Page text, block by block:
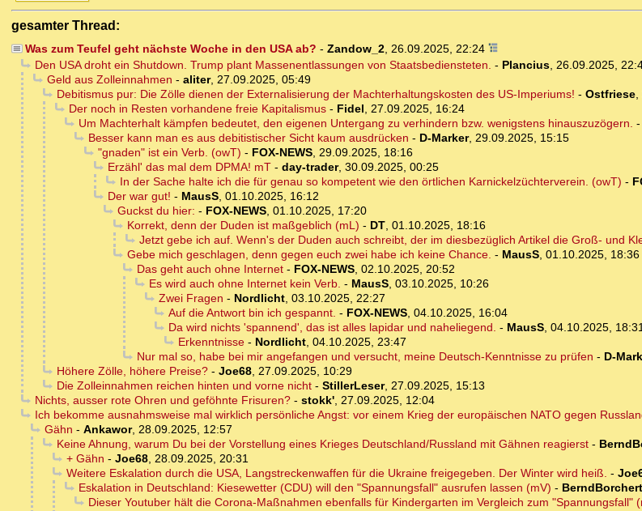
gesamter Thread:
Was zum Teufel geht nächste Woche in den USA ab? - Zandow_2, 26.09.2025, 22:24
Den USA droht ein Shutdown. Trump plant Massenentlassungen von Staatsbediensteten. - Plancius, 26.09.2025,
Geld aus Zolleinnahmen - aliter, 27.09.2025, 05:49
Debitismus pur: Die Zölle dienen der Externalisierung der Machterhaltungskosten des US-Imperiums! - Ostfriese,
Der noch in Resten vorhandene freie Kapitalismus- Fidel, 27.09.2025, 16:24
Um Machterhalt kämpfen bedeutet, den eigenen Untergang zu verhindern bzw. wenigstens hinauszuzögern. -
Besser kann man es aus debitistischer Sicht kaum ausdrücken - D-Marker, 29.09.2025, 15:15
"gnaden" ist ein Verb. (owT) - FOX-NEWS, 29.09.2025, 18:16
Erzähl' das mal dem DPMA! mT- day-trader, 30.09.2025, 00:25
In der Sache halte ich die für genau so kompetent wie den örtlichen Karnickelzüchterverein. (owT) -
Der war gut! - MausS, 01.10.2025, 16:12
Guckst du hier: - FOX-NEWS, 01.10.2025, 17:20
Korrekt, denn der Duden ist maßgeblich (mL) - DT, 01.10.2025, 18:16
Jetzt gebe ich auf. Wenn's der Duden auch schreibt, der im diesbezüglich Artikel die Groß- und
Gebe mich geschlagen, denn gegen euch zwei habe ich keine Chance. - MausS, 01.10.2025, 18:36
Das geht auch ohne Internet- FOX-NEWS, 02.10.2025, 20:52
Es wird auch ohne Internet kein Verb. - MausS, 03.10.2025, 10:26
Zwei Fragen - Nordlicht, 03.10.2025, 22:27
Auf die Antwort bin ich gespannt. - FOX-NEWS, 04.10.2025, 16:04
Da wird nichts 'spannend', das ist alles lapidar und naheliegend. - MausS, 04.10.2025,
Erkenntnisse- Nordlicht, 04.10.2025, 23:47
Nur mal so, habe bei mir angefangen und versucht, meine Deutsch-Kenntnisse zu prüfen - D-
Höhere Zölle, höhere Preise?- Joe68, 27.09.2025, 10:29
Die Zolleinnahmen reichen hinten und vorne nicht- StillerLeser, 27.09.2025, 15:13
Nichts, ausser rote Ohren und geföhnte Frisuren?- stokk', 27.09.2025, 12:04
Ich bekomme ausnahmsweise mal wirklich persönliche Angst: vor einem Krieg der europäischen NATO gegen
Gähn - Ankawor, 28.09.2025, 12:57
Keine Ahnung, warum Du bei der Vorstellung eines Krieges Deutschland/Russland mit Gähnen reagierst-
+ Gähn - Joe68, 28.09.2025, 20:31
Weitere Eskalation durch die USA, Langstreckenwaffen für die Ukraine freigegeben. Der Winter wird heiß. -
Eskalation in Deutschland: Kiesewetter (CDU) will den "Spannungsfall" ausrufen lassen (mV) - BerndBorchert
Dieser Youtuber hält die Corona-Maßnahmen ebenfalls für Kindergarten im Vergleich zum "Spannungsfall"